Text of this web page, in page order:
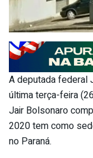
A deputada federal
última terça-feira
Jair Bolsonaro
2020 tem como
no Paraná.